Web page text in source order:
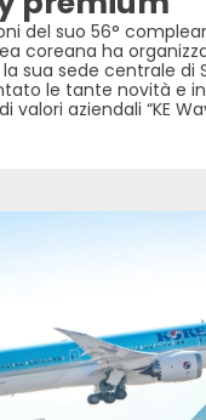
del suo 56°
coreana ha
sua sede centrale di
le tante novità e
valori aziendali “KE